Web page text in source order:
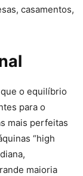
casamentos,
o equilíbrio
para o
mais perfeitas
“high
maioria